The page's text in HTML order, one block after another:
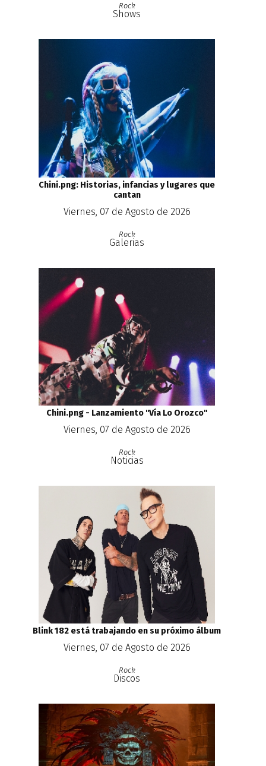
Rock
Shows
Chini.png: Historias, infancias y lugares que
cantan
Viernes, 07 de Agosto de 2026
Rock
Galerias
Chini.png - Lanzamiento ''Vía Lo Orozco''
Viernes, 07 de Agosto de 2026
Rock
Noticias
Blink 182 está trabajando en su próximo álbum
Viernes, 07 de Agosto de 2026
Rock
Discos